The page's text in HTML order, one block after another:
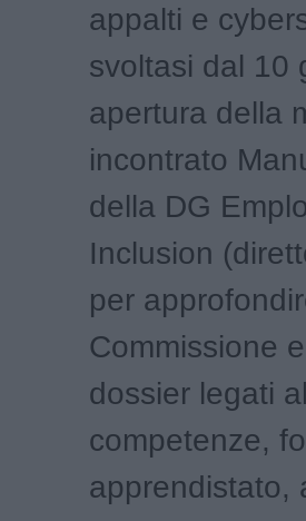
appalti e
svoltasi dal 10
apertura della
incontrato
della DG
Inclusion
per
Commissione
dossier legati
competenze,
apprendistato,